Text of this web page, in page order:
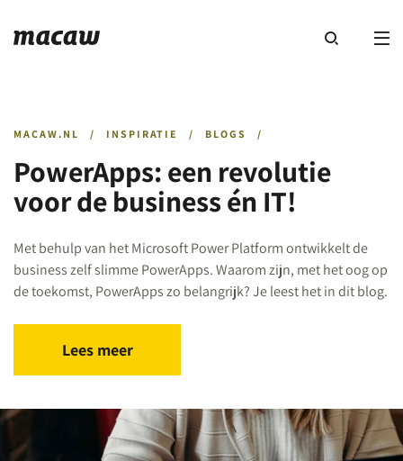
MACAW.NL / INSPIRATIE / BLOGS /
PowerApps: een revolutie
voor de business én IT!
Met behulp van het Microsoft Power Platform ontwikkelt de
business zelf slimme PowerApps. Waarom zijn, met het oog op
de toekomst, PowerApps zo belangrijk? Je leest het in dit blog.
Lees meer